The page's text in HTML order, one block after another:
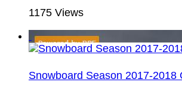
1175 Views
Snowboard Season 2017-2018